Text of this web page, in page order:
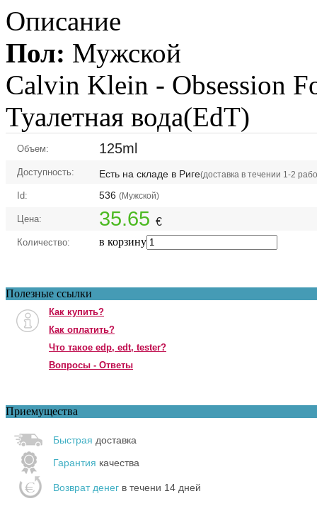
Описание
Пол: Мужской
Calvin Klein - Obsession
Туалетная вода(EdT)
Объем: 125ml
Доступность: Есть на складе в Риге(доставка в течении 1-2
Id: 536 (Мужской)
Цена: 35.65 €
Количество: в корзину
Полезные ссылки
Как купить?
Как оплатить?
Что такое edp, edt, tester?
Вопросы - Ответы
Приемущества
Быстрая доставка
Гарантия качества
Возврат денег в течени 14 дней